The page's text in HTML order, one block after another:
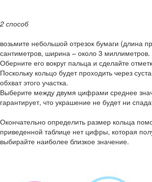
2 способ
возьмите небольшой отрезок бумаги (длина
сантиметров, ширина – около 3 миллиметров.
Оберните его вокруг пальца и сделайте
Поскольку кольцо будет проходить через
обхват этого участка.
Выберите между двумя цифрами среднее
гарантирует, что украшение не будет ни
Окончательно определить размер кольца
приведенной таблице нет цифры, которая
выбирайте наиболее близкое значение.